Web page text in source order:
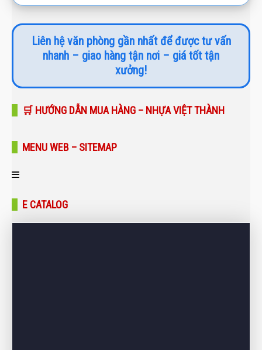
Liên hệ văn phòng gần nhất để được tư vấn
nhanh – giao hàng tận nơi – giá tốt tận
xưởng!
🛒 HƯỚNG DẪN MUA HÀNG – NHỰA VIỆT THÀNH
MENU WEB – SITEMAP
Trang chủ
E CATALOG